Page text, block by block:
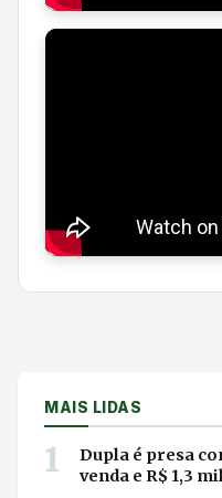
MAIS LIDAS
1
Dupla é presa
venda e R$ 1,3